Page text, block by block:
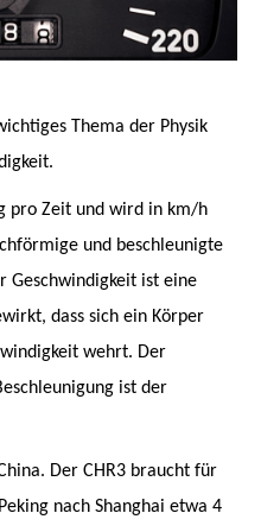
Thema der Physik
pro Zeit und wird in km/h
und beschleunigte
Geschwindigkeit ist eine
dass sich ein Körper
wehrt. Der
ist der
Der CHR3 braucht für
nach Shanghai etwa 4